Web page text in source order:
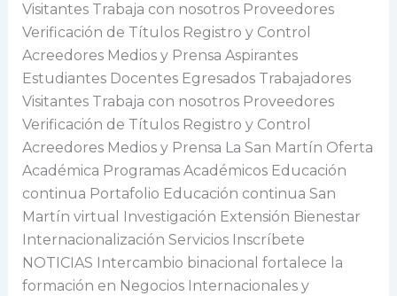
Visitantes Trabaja con nosotros Proveedores
Verificación de Títulos Registro y Control
Acreedores Medios y Prensa Aspirantes
Estudiantes Docentes Egresados Trabajadores
Visitantes Trabaja con nosotros Proveedores
Verificación de Títulos Registro y Control
Acreedores Medios y Prensa La San Martín Oferta
Académica Programas Académicos Educación
continua Portafolio Educación continua San
Martín virtual Investigación Extensión Bienestar
Internacionalización Servicios Inscríbete
NOTICIAS Intercambio binacional fortalece la
formación en Negocios Internacionales y